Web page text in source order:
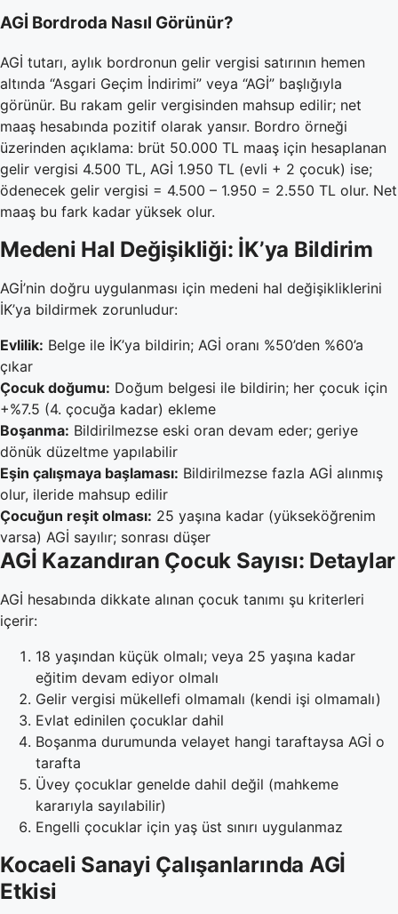
AGİ Bordroda Nasıl Görünür?
AGİ tutarı, aylık bordronun gelir vergisi satırının hemen
altında “Asgari Geçim İndirimi” veya “AGİ” başlığıyla
görünür. Bu rakam gelir vergisinden mahsup edilir; net
maaş hesabında pozitif olarak yansır. Bordro örneği
üzerinden açıklama: brüt 50.000 TL maaş için hesaplanan
gelir vergisi 4.500 TL, AGİ 1.950 TL (evli + 2 çocuk) ise;
ödenecek gelir vergisi = 4.500 – 1.950 = 2.550 TL olur. Net
maaş bu fark kadar yüksek olur.
Medeni Hal Değişikliği: İK’ya Bildirim
AGİ’nin doğru uygulanması için medeni hal değişikliklerini
İK’ya bildirmek zorunludur:
Evlilik: Belge ile İK’ya bildirin; AGİ oranı %50’den %60’a
çıkar
Çocuk doğumu: Doğum belgesi ile bildirin; her çocuk için
+%7.5 (4. çocuğa kadar) ekleme
Boşanma: Bildirilmezse eski oran devam eder; geriye
dönük düzeltme yapılabilir
Eşin çalışmaya başlaması: Bildirilmezse fazla AGİ alınmış
olur, ileride mahsup edilir
Çocuğun reşit olması: 25 yaşına kadar (yükseköğrenim
varsa) AGİ sayılır; sonrası düşer
AGİ Kazandıran Çocuk Sayısı: Detaylar
AGİ hesabında dikkate alınan çocuk tanımı şu kriterleri
içerir:
18 yaşından küçük olmalı; veya 25 yaşına kadar
eğitim devam ediyor olmalı
Gelir vergisi mükellefi olmamalı (kendi işi olmamalı)
Evlat edinilen çocuklar dahil
Boşanma durumunda velayet hangi taraftaysa AGİ o
tarafta
Üvey çocuklar genelde dahil değil (mahkeme
kararıyla sayılabilir)
Engelli çocuklar için yaş üst sınırı uygulanmaz
Kocaeli Sanayi Çalışanlarında AGİ
Etkisi